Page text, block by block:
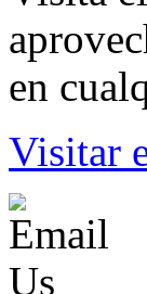
en
Visitar